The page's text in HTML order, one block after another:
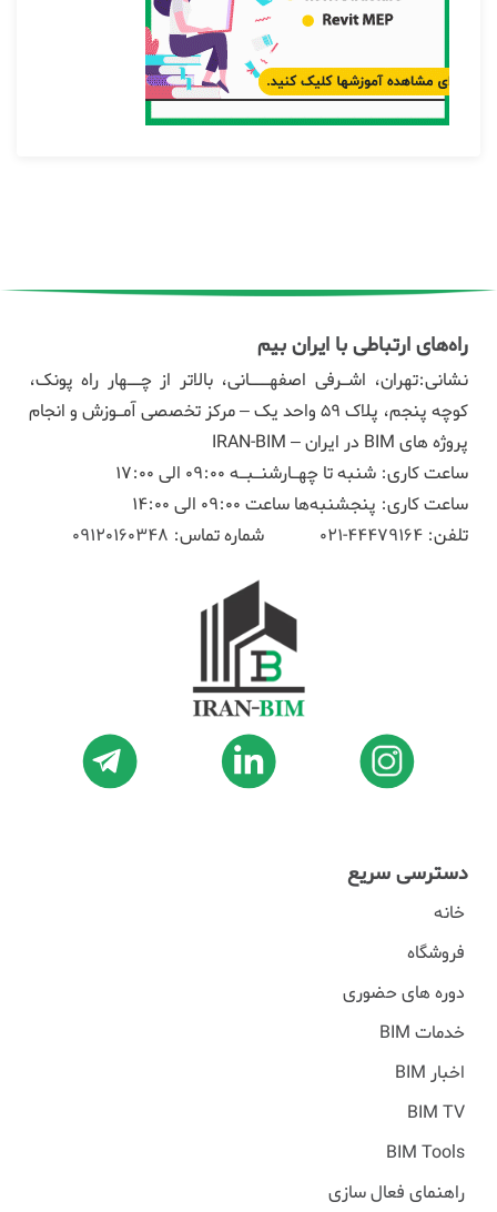
راه‌های ارتباطی با ایران بیم
نشانی:تهران، اشـرفی اصفهـــانی، بالاتر از چــهار راه پونک،
کوچه پنجم، پلاک ۵۹ واحد یک – مرکز تخصصی آمـوزش و انجام
پروژه های BIM در ایران – IRAN-BIM
ساعت کاری: شنبه تا چهـارشنـبـه 09:00 الی 17:00
ساعت کاری: پنجشنبه‌ها ساعت 09:00 الی 14:00
تلفن: 44479164-021 شماره تماس: 09120160348
دسترسی سریع
خانه
فروشگاه
دوره های حضوری
خدمات BIM
اخبار BIM
BIM TV
BIM Tools
راهنمای فعال سازی